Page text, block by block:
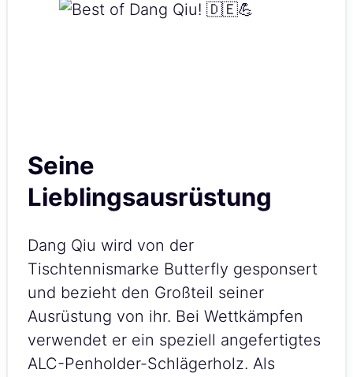
Seine
Lieblingsausrüstung
Dang Qiu wird von der
Tischtennismarke Butterfly gesponsert
und bezieht den Großteil seiner
Ausrüstung von ihr. Bei Wettkämpfen
verwendet er ein speziell angefertigtes
ALC-Penholder-Schlägerholz. Als